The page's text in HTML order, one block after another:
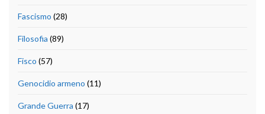
Fascismo (28)
Filosofia (89)
Fisco (57)
Genocidio armeno (11)
Grande Guerra (17)